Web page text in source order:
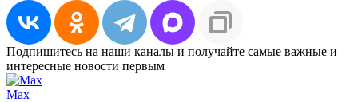
Подпишитесь на наши каналы и получайте самые важные и
интересные новости первым
Max